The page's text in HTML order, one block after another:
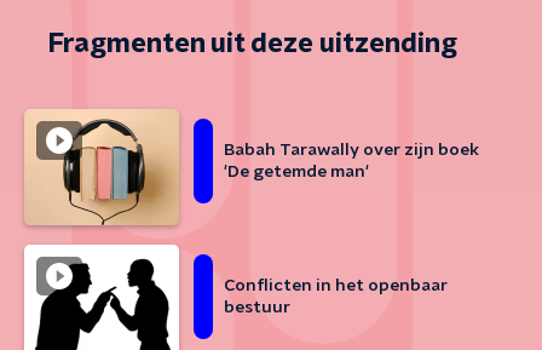
Fragmenten uit deze uitzending
Babah Tarawally over zijn boek
'De getemde man'
Conflicten in het openbaar
bestuur